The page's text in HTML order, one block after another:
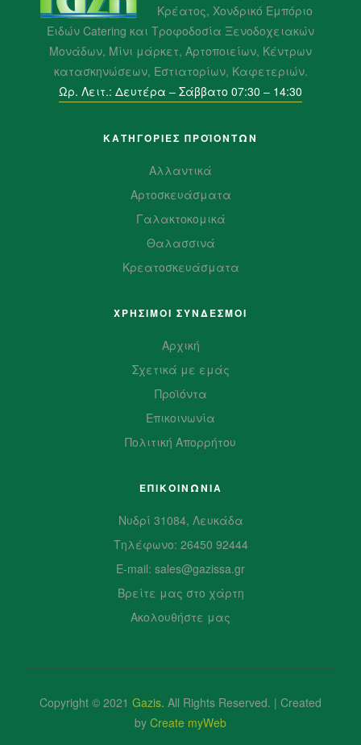
Κρέατος, Χονδρικό Εμπόριο
Ειδών Catering και Τροφοδοσία Ξενοδοχειακών
Μονάδων, Μίνι μάρκετ, Αρτοποιείων, Κέντρων
κατασκηνώσεων, Εστιατορίων, Καφετεριών.
Ωρ. Λειτ.: Δευτέρα – Σάββατο 07:30 – 14:30
ΚΑΤΗΓΟΡΙΕΣ ΠΡΟΪΌΝΤΩΝ
Αλλαντικά
Αρτοσκευάσματα
Γαλακτοκομικά
Θαλασσινά
Κρεατοσκευάσματα
ΧΡΗΣΙΜΟΙ ΣΥΝΔΕΣΜΟΙ
Αρχική
Σχετικά με εμάς
Προϊόντα
Επικοινωνία
Πολιτική Απορρήτου
ΕΠΙΚΟΙΝΩΝΙΑ
Νυδρί 31084, Λευκάδα
Τηλέφωνο: 26450 92444
E-mail: sales@gazissa.gr
Βρείτε μας στο χάρτη
Ακολουθήστε μας
Copyright © 2021 Gazis. All Rights Reserved. | Created
by Create myWeb